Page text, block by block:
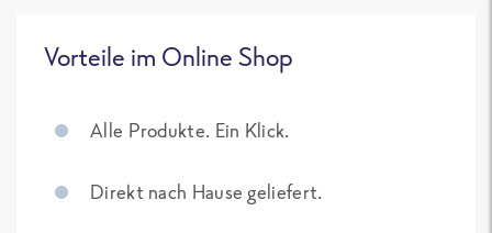
Vorteile im Online Shop
Alle Produkte. Ein Klick.
Direkt nach Hause geliefert.